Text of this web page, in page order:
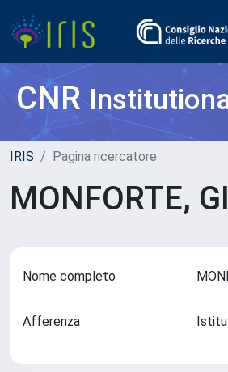
CNR
IRIS Pagina ricercatore
MONFORTE,
Nome completo
Afferenza